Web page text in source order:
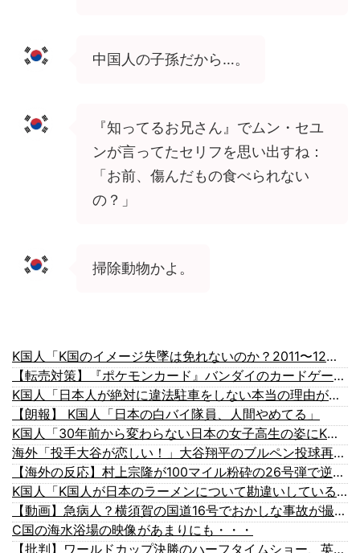
中国人の子孫だから…。
『知ってるお兄さん』でムン・セユ
ンが言ってたセリフを思い出すね：
「お前、傷んだもの食べられない
の？」
掃除動物かよ。
K国人「K国のイメージ失墜は免れないのか？2011〜12年の国際試合における外国審判への接待疑惑が海外で一斉に報じられる‥」
【転売対策】『ポケモンカード』バンダイのカードゲームも転売対策にマイナンバー導入開始、今月から抽選販売に本人認証、公式大会にも「効果バツグン」
K国人「日本人が絶対に違法駐車をしない本当の理由がこちら…」→「これが正解」「その通りだ…（ブルブル」＝K国の反応
【朗報】 K国人「日本の白バイ隊員、人間やめてる」
K国人「30年前から変わらない日本の女子高生の姿にK国人が衝撃！何故変わらないデザインの制服や革靴を着用し続けるのか？」
海外「投手大谷が恋しい！」大谷翔平のブルペン投球再開に海外大興奮！（海外の反応）
【海外の反応】村上宗隆が100マイル粉砕の26号弾で逆転の口火に「三振率＆四球率が高い奇妙な二面性」
K国人「K国人が日本のラーメンについて勘違いしていることがこちら…」→「えっ？？？？？？？？？？」＝K国の反応
【動画】急病人？横須賀の国道16号でおかしな事故が撮影される。
C国の海水浴場の映像があまりにも・・・
【批判】ワールドカップ決勝のハーフタイムショー、英紙｢BTSが出てきて悪夢かと思った｣